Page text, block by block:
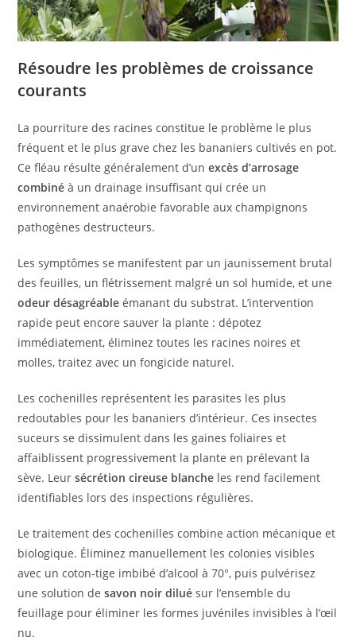
Résoudre les problèmes de croissance
courants
La pourriture des racines constitue le problème le plus
fréquent et le plus grave chez les bananiers cultivés en pot.
Ce fléau résulte généralement d’unexcès d’arrosage
combiné à un drainage insuffisant qui crée un
environnement anaérobie favorable aux champignons
pathogènes destructeurs.
Les symptômes se manifestent par un jaunissement brutal
des feuilles, un flétrissement malgré un sol humide, et une
odeur désagréable émanant du substrat. L’intervention
rapide peut encore sauver la plante : dépotez
immédiatement, éliminez toutes les racines noires et
molles, traitez avec un fongicide naturel.
Les cochenilles représentent les parasites les plus
redoutables pour les bananiers d’intérieur. Ces insectes
suceurs se dissimulent dans les gaines foliaires et
affaiblissent progressivement la plante en prélevant la
sève. Leursécrétion cireuse blanche les rend facilement
identifiables lors des inspections régulières.
Le traitement des cochenilles combine action mécanique et
biologique. Éliminez manuellement les colonies visibles
avec un coton-tige imbibé d’alcool à 70°, puis pulvérisez
une solution desavon noir dilué sur l’ensemble du
feuillage pour éliminer les formes juvéniles invisibles à l’œil
nu.